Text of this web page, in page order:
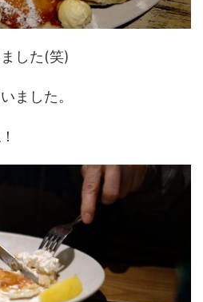
した(笑)
ました。